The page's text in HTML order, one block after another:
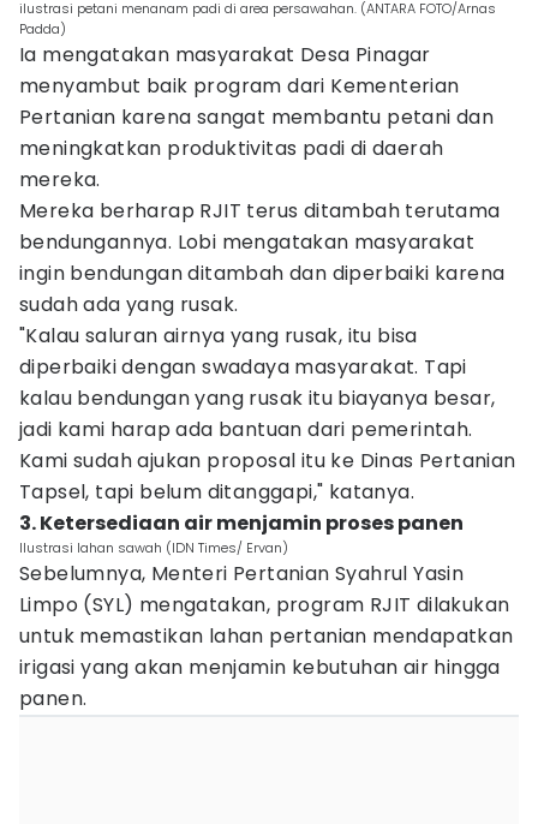
ilustrasi petani menanam padi di area persawahan. (ANTARA FOTO/Arnas
Padda)
Ia mengatakan masyarakat Desa Pinagar
menyambut baik program dari Kementerian
Pertanian karena sangat membantu petani dan
meningkatkan produktivitas padi di daerah
mereka.
Mereka berharap RJIT terus ditambah terutama
bendungannya. Lobi mengatakan masyarakat
ingin bendungan ditambah dan diperbaiki karena
sudah ada yang rusak.
"Kalau saluran airnya yang rusak, itu bisa
diperbaiki dengan swadaya masyarakat. Tapi
kalau bendungan yang rusak itu biayanya besar,
jadi kami harap ada bantuan dari pemerintah.
Kami sudah ajukan proposal itu ke Dinas Pertanian
Tapsel, tapi belum ditanggapi," katanya.
3. Ketersediaan air menjamin proses panen
Ilustrasi lahan sawah (IDN Times/ Ervan)
Sebelumnya, Menteri Pertanian Syahrul Yasin
Limpo (SYL) mengatakan, program RJIT dilakukan
untuk memastikan lahan pertanian mendapatkan
irigasi yang akan menjamin kebutuhan air hingga
panen.